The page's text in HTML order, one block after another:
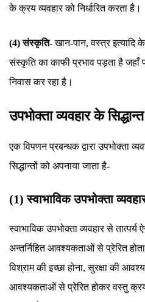
के क्रय व्यवहार को निर्धारित करता है।
(4) संस्कृति-खान-पान, वस्त्र इत्यादि
संस्कृति का काफी प्रभाव पड़ता है जहाँ
निवास कर रहा है।
उपभोक्ता व्यवहार के सिद्धान्त
एक विपणन प्रबन्धक द्वारा उपभोक्ता
सिद्धान्तों को अपनाया जाता है-
(1) स्वाभाविक उपभोक्ता
स्वाभाविक उपभोक्ता व्यवहार से
अन्तर्निहित आवश्यकताओं से प्रेरित
विश्राम की इच्छा होना, सुरक्षा की
आवश्यकताओं से प्रेरित होकर वस्तु क्रय